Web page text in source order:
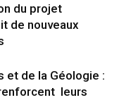
du projet
de nouveaux
et de la Géologie :
leurs